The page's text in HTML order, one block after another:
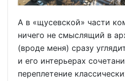
А в «щусевской» части
ничего не смыслящий в
(вроде меня) сразу
и его интерьерах
переплетение